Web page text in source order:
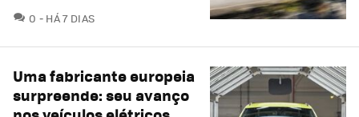
0 COMENTÁRIOS
HÁ 7 DIAS
Uma fabricante europeia
surpreende: seu avanço